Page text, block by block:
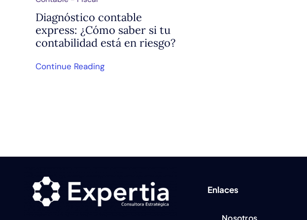
Diagnóstico contable
express: ¿Cómo saber si tu
contabilidad está en riesgo?
Continue Reading
Enlaces
Nosotros